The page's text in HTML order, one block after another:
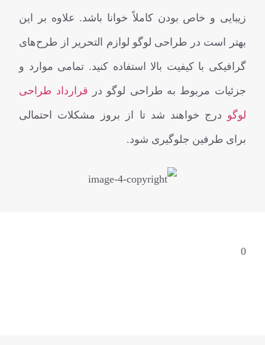
زیبایی و خاص بودن کاملاً خوانا باشد. علاوه بر این
بهتر است در طراحی لوگو لوازم التحریر از طرح‌های
گرافیکی با کیفیت بالا استفاده کنید. تمامی موارد و
جزئیات مربوط به طراحی لوگو در قرارداد طراحی
لوگو درج خواهند شد تا از بروز مشکلات احتمالی
برای طرفین جلوگیری شود.
0